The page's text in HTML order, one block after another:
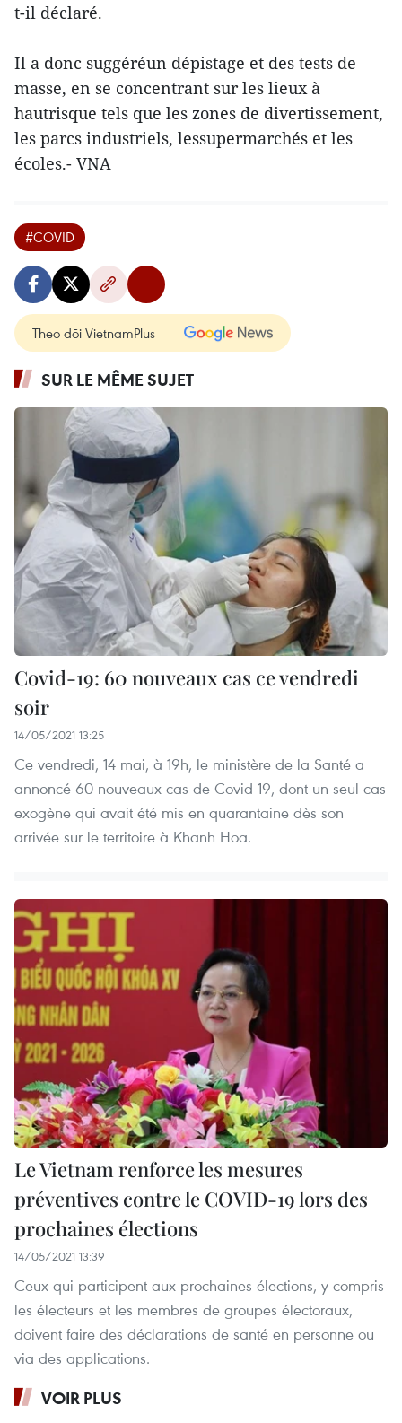
t-il déclaré.
Il a donc suggéréun dépistage et des tests de
masse, en se concentrant sur les lieux à
hautrisque tels que les zones de divertissement,
les parcs industriels, lessupermarchés et les
écoles.- VNA
#COVID
Theo dõi VietnamPlus
SUR LE MÊME SUJET
Covid-19: 60 nouveaux cas ce vendredi
soir
14/05/2021 13:25
Ce vendredi, 14 mai, à 19h, le ministère de la Santé a
annoncé 60 nouveaux cas de Covid-19, dont un seul cas
exogène qui avait été mis en quarantaine dès son
arrivée sur le territoire à Khanh Hoa.
Le Vietnam renforce les mesures
préventives contre le COVID-19 lors des
prochaines élections
14/05/2021 13:39
Ceux qui participent aux prochaines élections, y compris
les électeurs et les membres de groupes électoraux,
doivent faire des déclarations de santé en personne ou
via des applications.
VOIR PLUS